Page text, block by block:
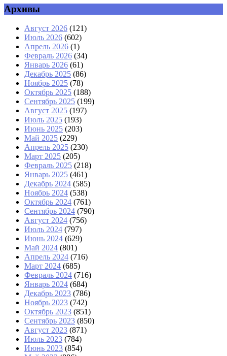
Архивы
Август 2026 (121)
Июль 2026 (602)
Апрель 2026 (1)
Февраль 2026 (34)
Январь 2026 (61)
Декабрь 2025 (86)
Ноябрь 2025 (78)
Октябрь 2025 (188)
Сентябрь 2025 (199)
Август 2025 (197)
Июль 2025 (193)
Июнь 2025 (203)
Май 2025 (229)
Апрель 2025 (230)
Март 2025 (205)
Февраль 2025 (218)
Январь 2025 (461)
Декабрь 2024 (585)
Ноябрь 2024 (538)
Октябрь 2024 (761)
Сентябрь 2024 (790)
Август 2024 (756)
Июль 2024 (797)
Июнь 2024 (629)
Май 2024 (801)
Апрель 2024 (716)
Март 2024 (685)
Февраль 2024 (716)
Январь 2024 (684)
Декабрь 2023 (786)
Ноябрь 2023 (742)
Октябрь 2023 (851)
Сентябрь 2023 (850)
Август 2023 (871)
Июль 2023 (784)
Июнь 2023 (854)